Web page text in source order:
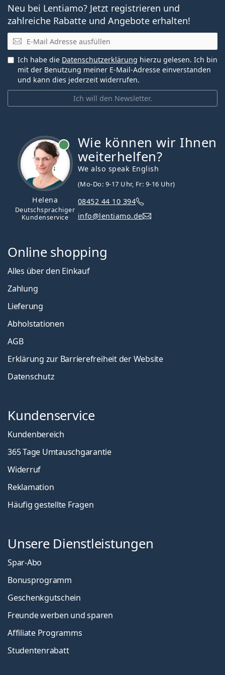
Neu bei Lentiamo? Jetzt registrieren und
zahlreiche Rabatte und Angebote erhalten!
E-Mail
Ich will den Newsletter.
Ich habe die Datenschutzerklärung hierzu gelesen. Ich bin
mit der Benutzung meiner E-Mail-Adresse einverstanden
und kann dies jederzeit widerrufen.
Helena
Deutschsprachiger
Kundenservice
Wie können wir Ihnen
weiterhelfen?
We also speak English
(Mo-Do: 9-17 Uhr, Fr: 9-16 Uhr)
08452 44 10 394
info@lentiamo.de
Online shopping
Alles über den Einkauf
Zahlung
Lieferung
Abholstationen
AGB
Erklärung zur Barrierefreiheit der Website
Datenschutz
Kundenservice
Kundenbereich
365 Tage Umtauschgarantie
Widerruf
Reklamation
Häufig gestellte Fragen
Unsere Dienstleistungen
Spar-Abo
Bonusprogramm
Geschenkgutschein
Freunde werben und sparen
Affiliate Programms
Studentenrabatt